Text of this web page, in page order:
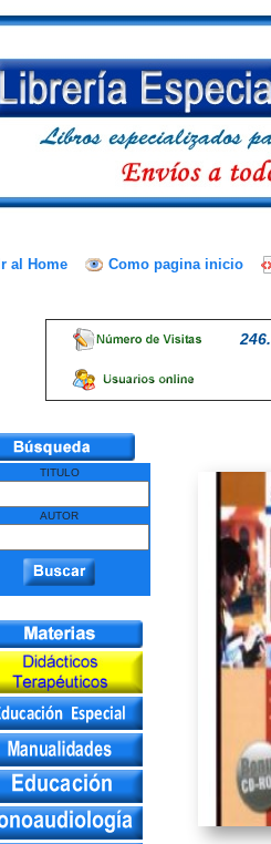
Ir al Home Como pagina inicio
TITULO
AUTOR